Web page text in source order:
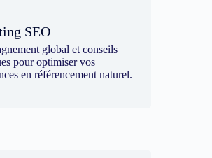
SEO
global et conseils
pour optimiser vos
en référencement naturel.